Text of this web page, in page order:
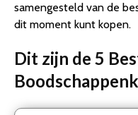
samengesteld van de
dit moment kunt kopen.
Dit zijn de 5